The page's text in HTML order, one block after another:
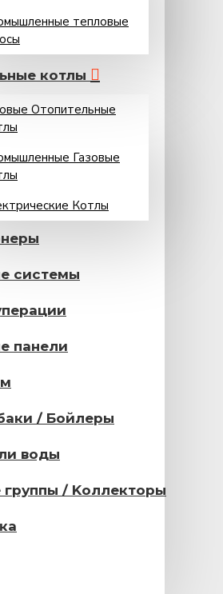
тепловые
котлы
Отопительные
Газовые
Котлы
системы
панели
/ Бойлеры
воды
/ Kоллекторы